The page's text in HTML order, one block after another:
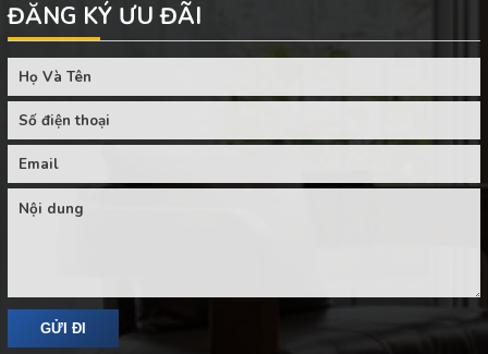
ĐĂNG KÝ ƯU ĐÃI